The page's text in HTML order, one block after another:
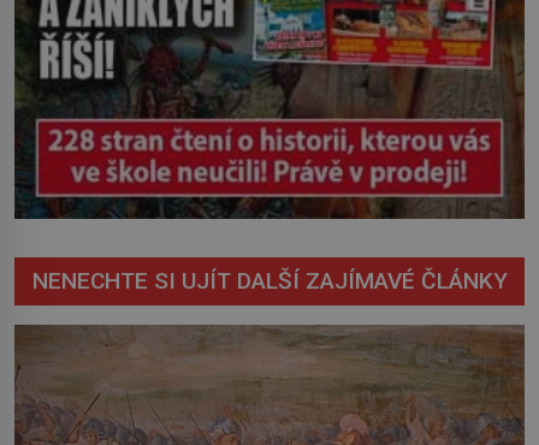
NENECHTE SI UJÍT DALŠÍ ZAJÍMAVÉ ČLÁNKY